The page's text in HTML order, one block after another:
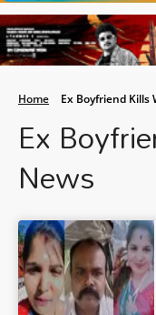
Home Ex Boyfriend Kills
Ex
News